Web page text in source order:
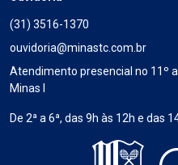
(31) 3516-1370
ouvidoria@minastc.com.br
Atendimento presencial no 11º
Minas I
De 2ª a 6ª, das 9h às 12h e das